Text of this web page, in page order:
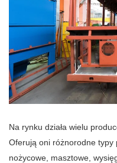
Na rynku działa wielu
Oferują oni różnorodne typy
nożycowe, masztowe,